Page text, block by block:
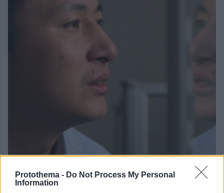
Protothema - Do Not Process My Personal
Information
Κίνα: «Στοπ» στους ερευνητές που εμπλέκονται στη
29.11.2018, 16:06